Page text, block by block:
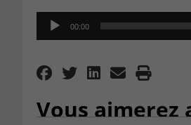
Audio
Player
00:00
Vous aimerez